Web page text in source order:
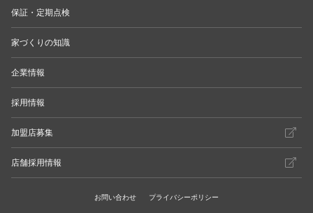
保証・定期点検
家づくりの知識
企業情報
採用情報
加盟店募集
店舗採用情報
お問い合わせ プライバシーポリシー